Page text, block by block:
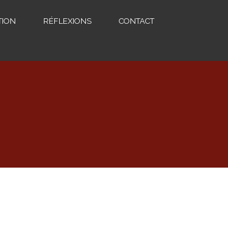
RÉFLEXIONS CONTACT